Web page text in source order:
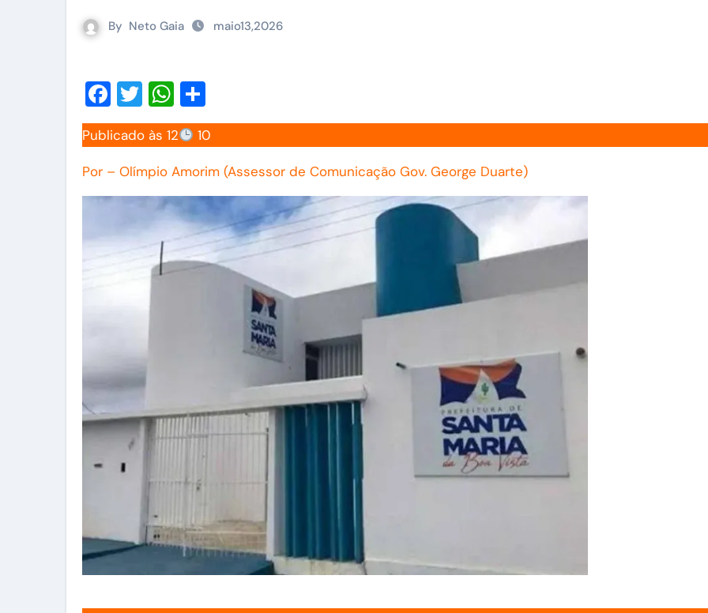
By Neto Gaia maio13,2026
Facebook
TwitterWhatsApp
Publicado às 12 10
Por – Olímpio Amorim (Assessor de Comunicação Gov. George Duarte)